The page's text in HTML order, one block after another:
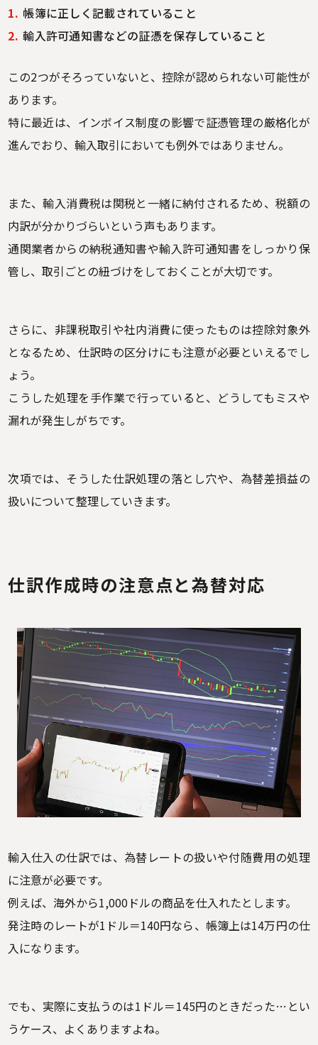
帳簿に正しく記載されていること
輸入許可通知書などの証憑を保存していること
この2つがそろっていないと、控除が認められない可能性が
あります。
特に最近は、インボイス制度の影響で証憑管理の厳格化が
進んでおり、輸入取引においても例外ではありません。
また、輸入消費税は関税と一緒に納付されるため、税額の
内訳が分かりづらいという声もあります。
通関業者からの納税通知書や輸入許可通知書をしっかり保
管し、取引ごとの紐づけをしておくことが大切です。
さらに、非課税取引や社内消費に使ったものは控除対象外
となるため、仕訳時の区分けにも注意が必要といえるでし
ょう。
こうした処理を手作業で行っていると、どうしてもミスや
漏れが発生しがちです。
次項では、そうした仕訳処理の落とし穴や、為替差損益の
扱いについて整理していきます。
仕訳作成時の注意点と為替対応
輸入仕入の仕訳では、為替レートの扱いや付随費用の処理
に注意が必要です。
例えば、海外から1,000ドルの商品を仕入れたとします。
発注時のレートが1ドル＝140円なら、帳簿上は14万円の仕
入になります。
でも、実際に支払うのは1ドル＝145円のときだった…とい
うケース、よくありますよね。